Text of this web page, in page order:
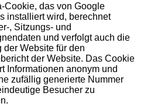
Cookie, das von Google
installiert wird, berechnet
, Sitzungs- und
und verfolgt auch die
der Website für den
der Website. Das Cookie
Informationen anonym und
zufällig generierte Nummer
Besucher zu